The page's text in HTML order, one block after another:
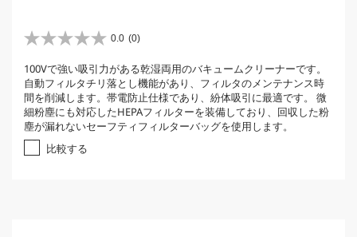
0.0 (0)
星
.
0
／
5
個
す
100Vで強い吸引力がある乾湿両用のバキュームクリーナーです。
自動フィルタチリ落とし機能があり、フィルタのメンテナンス時
間を削減します。帯電防止仕様であり、紛体吸引に最適です。 微
細粉塵にも対応したHEPAフィルターを装備しており、回収した粉
塵が漏れないセーフティフィルターバッグを使用します。
比較する